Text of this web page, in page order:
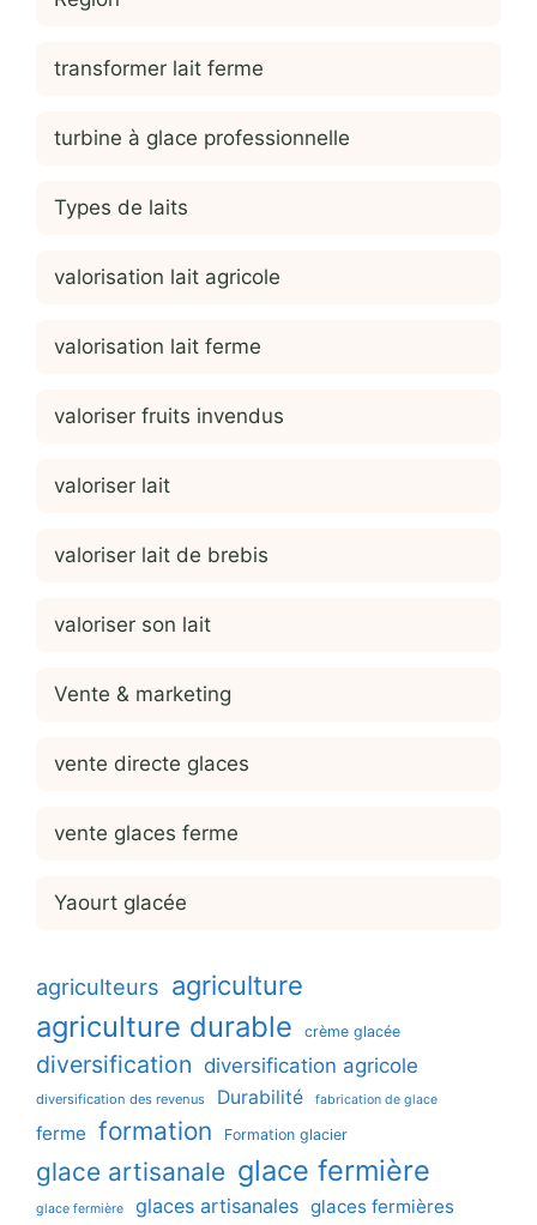
transformer lait ferme
turbine à glace professionnelle
Types de laits
valorisation lait agricole
valorisation lait ferme
valoriser fruits invendus
valoriser lait
valoriser lait de brebis
valoriser son lait
Vente & marketing
vente directe glaces
vente glaces ferme
Yaourt glacée
agriculteurs agriculture
agriculture durable crème glacée
diversification diversification agricole
diversification des revenus Durabilité fabrication de glace
ferme formation Formation glacier
glace artisanale glace fermière
glace fermière glaces artisanales glaces fermières